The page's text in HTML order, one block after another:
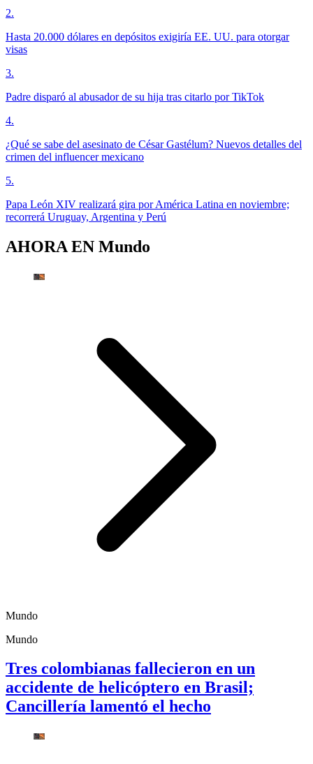
2.
Hasta 20.000 dólares en depósitos exigiría EE. UU. para otorgar
visas
3.
Padre disparó al abusador de su hija tras citarlo por TikTok
4.
¿Qué se sabe del asesinato de César Gastélum? Nuevos detalles del
crimen del influencer mexicano
5.
Papa León XIV realizará gira por América Latina en noviembre;
recorrerá Uruguay, Argentina y Perú
AHORA EN Mundo
Mundo
Mundo
Tres colombianas fallecieron en un
accidente de helicóptero en Brasil;
Cancillería lamentó el hecho